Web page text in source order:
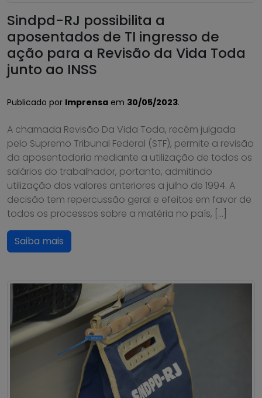
Sindpd-RJ possibilita a
aposentados de TI ingresso de
ação para a Revisão da Vida Toda
junto ao INSS
Publicado por Imprensa em 30/05/2023.
A chamada Revisão Da Vida Toda, recém julgada
pelo Supremo Tribunal Federal (STF), permite a revisão
da aposentadoria mediante a utilização de todos os
salários do trabalhador, portanto, admitindo
utilização dos valores anteriores a julho de 1994. A
decisão tem repercussão geral e efeitos em favor de
todos os processos sobre a matéria no país, […]
Saiba mais